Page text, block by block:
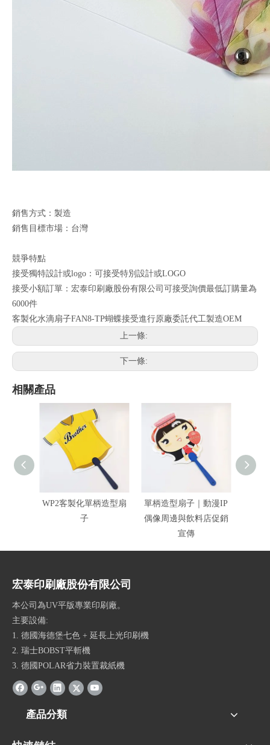
銷售方式：製造
銷售目標市場：台灣
競爭特點
接受獨特設計或logo：可接受特別設計或LOGO
接受小額訂單：宏泰印刷廠股份有限公司可接受詢價最低訂購量為
6000件
客製化水滴扇子FAN8-TP蝴蝶接受進行原廠委託代工製造OEM
上一條:
下一條:
相關產品
WP2客製化單柄造型扇
子
單柄造型扇子｜動漫IP
偶像周邊與飲料店促銷
宣傳
宏泰印刷廠股份有限公司
本公司為UV平版專業印刷廠。
主要設備:
1. 德國海德堡七色 + 延長上光印刷機
2. 瑞士BOBST平斬機
3. 德國POLAR省力裝置裁紙機
產品分類